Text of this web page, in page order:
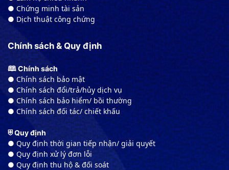
● Chứng minh tài sản
● Dịch thuật công chứng
Chính sách & Quy định
🕮 Chính sách
● Chính sách bảo mật
● Chính sách đổi/trả/hủy dịch vụ
● Chính sách bảo hiểm/ bồi thường
● Chính sách đối tác/ chiết khấu
⛨ Quy định
● Quy định thời gian tiếp nhận/ giải quyết
● Quy định xử lý đơn lỗi
● Quy định thu hộ & đối soát